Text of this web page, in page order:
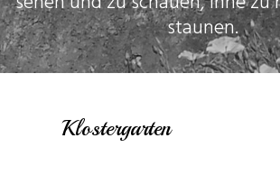
staunen.
Klostergarten